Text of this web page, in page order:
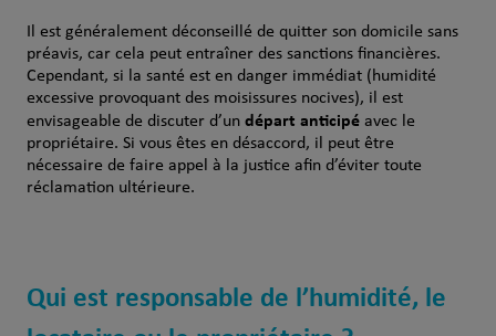
Il est généralement déconseillé de quitter son domicile sans
préavis, car cela peut entraîner des sanctions financières.
Cependant, si la santé est en danger immédiat (humidité
excessive provoquant des moisissures nocives), il est
envisageable de discuter d’un départ anticipéavec le
propriétaire. Si vous êtes en désaccord, il peut être
nécessaire de faire appel à la justice afin d’éviter toute
réclamation ultérieure.
Qui est responsable de l’humidité, le